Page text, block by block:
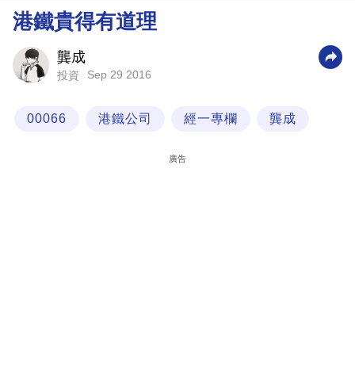
理
財
業
技
港鐵貴得有道理
龔成
投資 Sep 29 2016
00066 港鐵公司 經一專欄 龔成
廣告